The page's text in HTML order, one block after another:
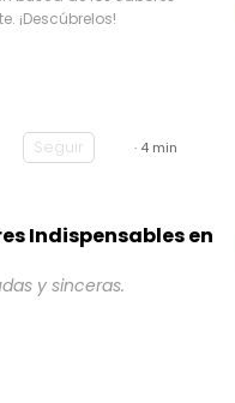
¡Descúbrelos!
Seguir · 4 min
Indispensables en
y sinceras.